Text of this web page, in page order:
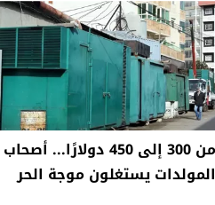
من 300 إلى 450 دولارًا... أصحاب
المولدات يستغلون موجة الحر